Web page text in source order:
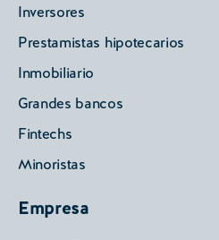
Inversores
Prestamistas hipotecarios
Inmobiliario
Grandes bancos
Fintechs
Minoristas
Empresa